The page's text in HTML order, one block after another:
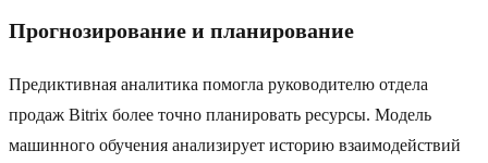
Прогнозирование и планирование
Предиктивная аналитика помогла руководителю отдела
продаж Bitrix более точно планировать ресурсы. Модель
машинного обучения анализирует историю взаимодействий